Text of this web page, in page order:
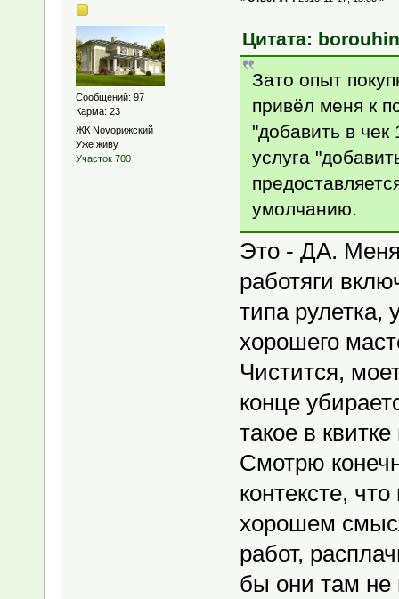
Сообщений: 97
Карма: 23
ЖК Novoрижский
Уже живу
Участок 700
Цитата:
Зато опыт
привёл меня к
"добавить в
услуга
умолчанию.
Это - ДА. Меня
работяги
типа рулетка,
хорошего
Чистится,
конце
такое в
Смотрю
контексте,
хорошем
работ,
бы они там не